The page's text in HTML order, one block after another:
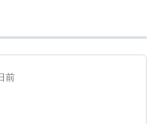
丁目附近には繁華街が
真を祀る
前